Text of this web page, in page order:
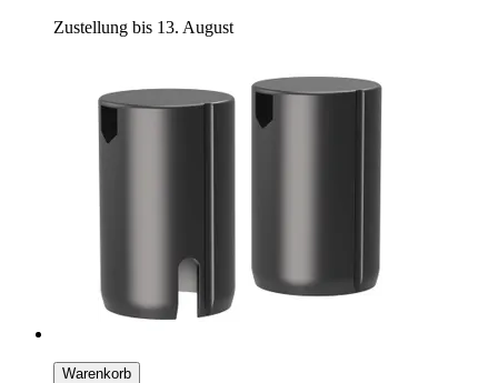
Zustellung bis 13. August
Warenkorb